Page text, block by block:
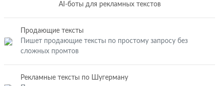
AI-боты для рекламных текстов
Продающие тексты
Пишет продающие тексты по простому запросу без
сложных промтов
Рекламные тексты по Шугерману